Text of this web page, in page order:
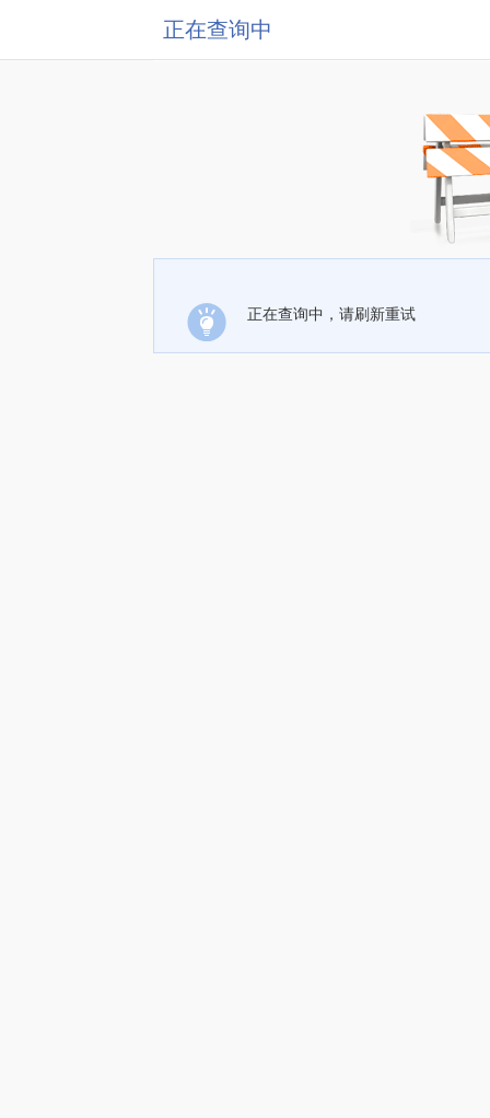
正在查询中
正在查询中，请刷新重试